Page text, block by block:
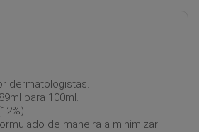
dermatologistas.
para 100ml.
de maneira a minimizar